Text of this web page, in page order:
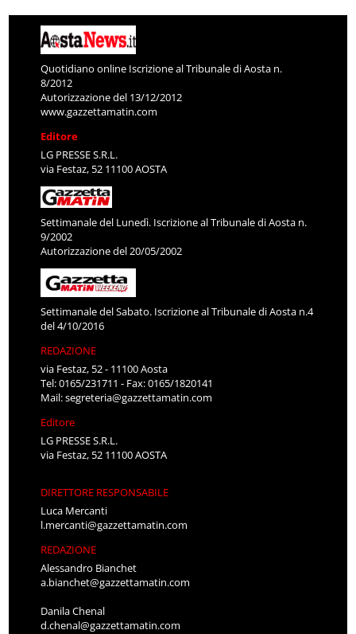
Quotidiano online Iscrizione al Tribunale di Aosta n.
8/2012
Autorizzazione del 13/12/2012
www.gazzettamatin.com
Editore
LG PRESSE S.R.L.
via Festaz, 52 11100 AOSTA
Settimanale del Lunedì. Iscrizione al Tribunale di Aosta n.
9/2002
Autorizzazione del 20/05/2002
Settimanale del Sabato. Iscrizione al Tribunale di Aosta n.4
del 4/10/2016
REDAZIONE
via Festaz, 52 - 11100 Aosta
Tel: 0165/231711 - Fax: 0165/1820141
Mail:segreteria@gazzettamatin.com
Editore
LG PRESSE S.R.L.
via Festaz, 52 11100 AOSTA
DIRETTORE RESPONSABILE
Luca Mercanti
l.mercanti@gazzettamatin.com
REDAZIONE
Alessandro Bianchet
a.bianchet@gazzettamatin.com
Danila Chenal
d.chenal@gazzettamatin.com